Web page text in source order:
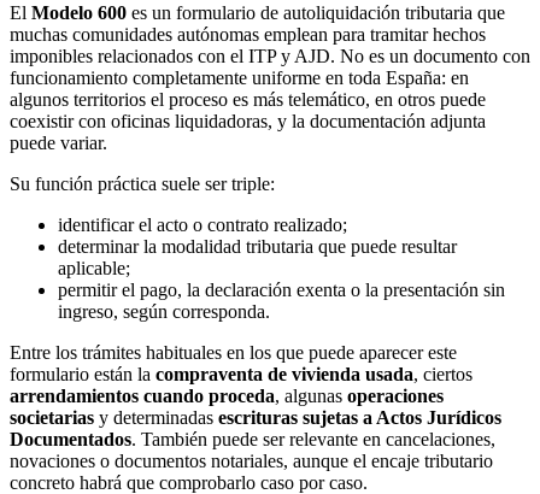
El Modelo 600 es un formulario de autoliquidación tributaria que
muchas comunidades autónomas emplean para tramitar hechos
imponibles relacionados con el ITP y AJD. No es un documento con
funcionamiento completamente uniforme en toda España: en
algunos territorios el proceso es más telemático, en otros puede
coexistir con oficinas liquidadoras, y la documentación adjunta
puede variar.
Su función práctica suele ser triple:
identificar el acto o contrato realizado;
determinar la modalidad tributaria que puede resultar
aplicable;
permitir el pago, la declaración exenta o la presentación sin
ingreso, según corresponda.
Entre los trámites habituales en los que puede aparecer este
formulario están la compraventa de vivienda usada, ciertos
arrendamientos cuando proceda, algunas operaciones
societarias y determinadas escrituras sujetas a Actos Jurídicos
Documentados. También puede ser relevante en cancelaciones,
novaciones o documentos notariales, aunque el encaje tributario
concreto habrá que comprobarlo caso por caso.